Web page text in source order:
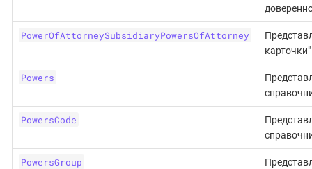
PowerOfAttorneySubsidiaryPowersOfAttorney
Powers
PowersCode
PowersGroup